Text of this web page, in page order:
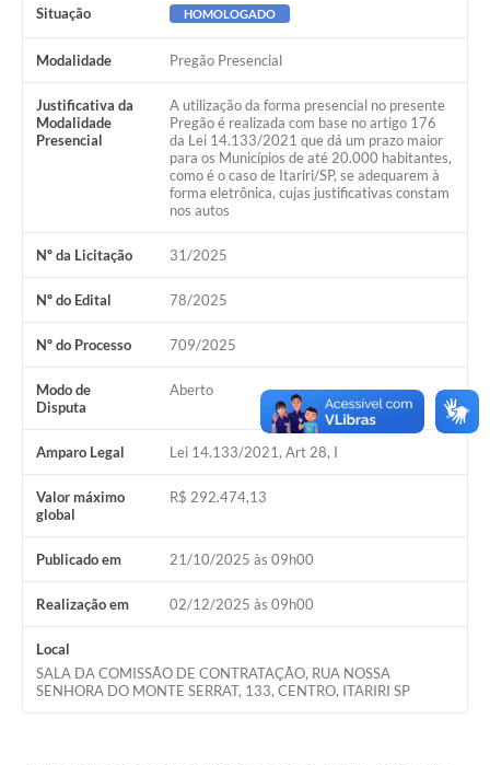
Situação HOMOLOGADO
Modalidade Pregão Presencial
Justificativa da
Modalidade
Presencial
A utilização da forma presencial no presente
Pregão é realizada com base no artigo 176
da Lei 14.133/2021 que dá um prazo maior
para os Municípios de até 20.000 habitantes,
como é o caso de Itariri/SP, se adequarem à
forma eletrônica, cujas justificativas constam
nos autos
Nº da Licitação 31/2025
Nº do Edital 78/2025
Nº do Processo 709/2025
Modo de
Disputa
Aberto
Amparo Legal Lei 14.133/2021, Art 28, I
Valor máximo
global
R$ 292.474,13
Publicado em 21/10/2025 às 09h00
Realização em 02/12/2025 às 09h00
Local
SALA DA COMISSÃO DE CONTRATAÇÃO, RUA NOSSA
SENHORA DO MONTE SERRAT, 133, CENTRO, ITARIRI SP